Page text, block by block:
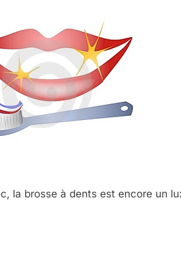
la brosse à dents est encore un